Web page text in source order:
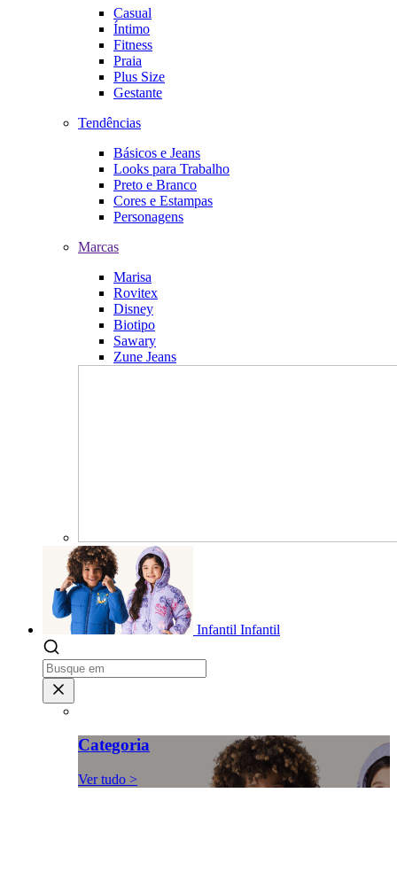
Casual
Íntimo
Fitness
Praia
Plus Size
Gestante
Tendências
Básicos e Jeans
Looks para Trabalho
Preto e Branco
Cores e Estampas
Personagens
Marcas
Marisa
Rovitex
Disney
Biotipo
Sawary
Zune Jeans
Infantil Infantil
Categoria
Ver tudo >